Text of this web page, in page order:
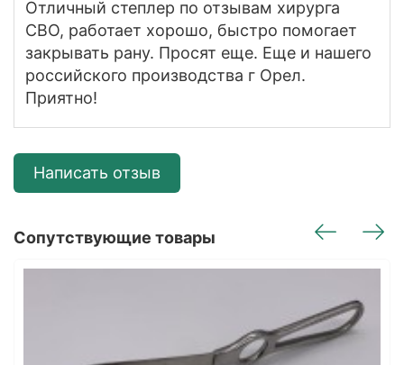
Отличный степлер по отзывам хирурга
СВО, работает хорошо, быстро помогает
закрывать рану. Просят еще. Еще и нашего
российского производства г Орел.
Приятно!
Написать отзыв
Сопутствующие товары